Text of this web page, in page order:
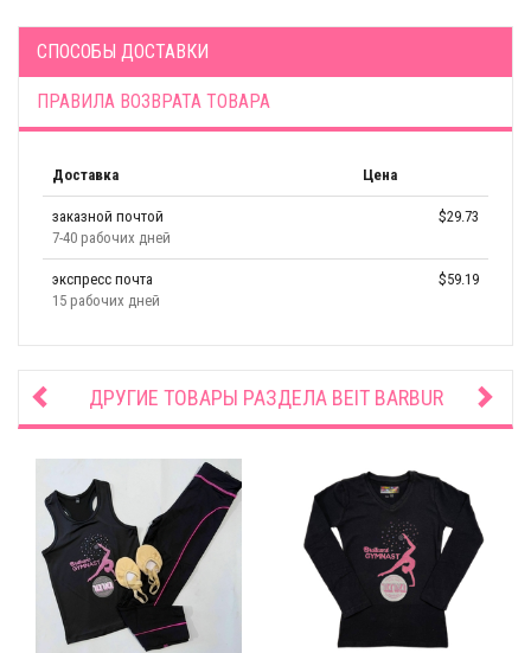
СПОСОБЫ ДОСТАВКИ
ПРАВИЛА ВОЗВРАТА ТОВАРА
Доставка Цена
заказной почтой
7-40 рабочих дней
$29.73
экспресс почта
15 рабочих дней
$59.19
ДРУГИЕ ТОВАРЫ РАЗДЕЛА BEIT BARBUR